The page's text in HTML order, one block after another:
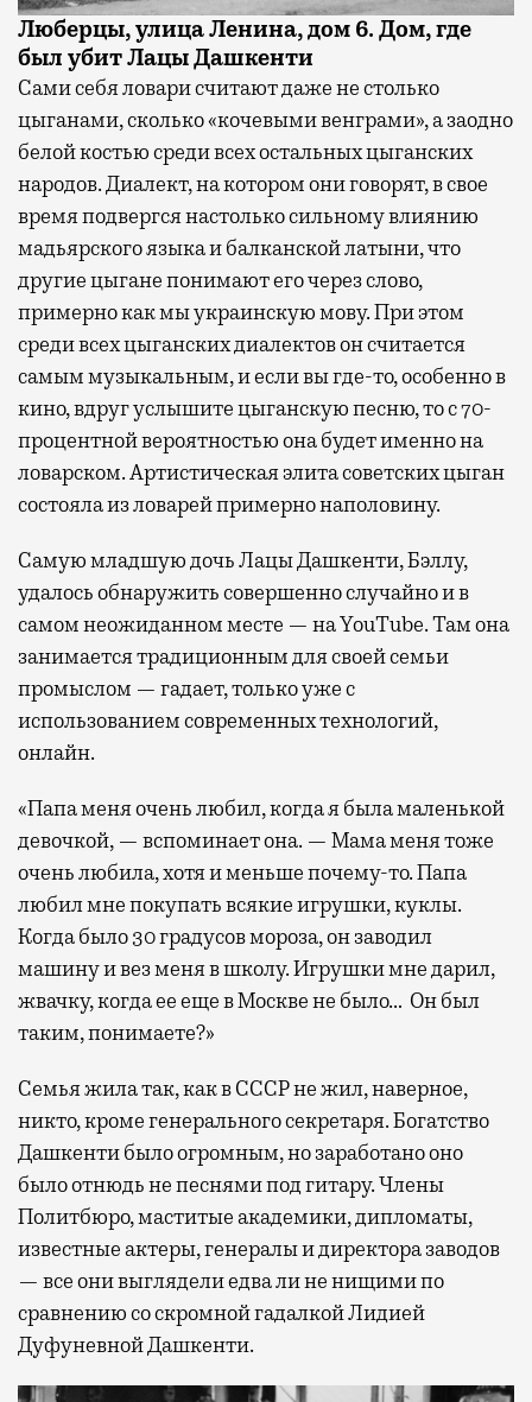
Люберцы, улица Ленина, дом 6. Дом, где
был убит Лацы Дашкенти
Сами себя ловари считают даже не столько
цыганами, сколько «кочевыми венграми», а заодно
белой костью среди всех остальных цыганских
народов. Диалект, на котором они говорят, в свое
время подвергся настолько сильному влиянию
мадьярского языка и балканской латыни, что
другие цыгане понимают его через слово,
примерно как мы украинскую мову. При этом
среди всех цыганских диалектов он считается
самым музыкальным, и если вы где-то, особенно в
кино, вдруг услышите цыганскую песню, то с 70-
процентной вероятностью она будет именно на
ловарском. Артистическая элита советских цыган
состояла из ловарей примерно наполовину.
Самую младшую дочь Лацы Дашкенти, Бэллу,
удалось обнаружить совершенно случайно и в
самом неожиданном месте — на YouTube. Там она
занимается традиционным для своей семьи
промыслом — гадает, только уже с
использованием современных технологий,
онлайн.
«Папа меня очень любил, когда я была маленькой
девочкой, — вспоминает она. — Мама меня тоже
очень любила, хотя и меньше почему-то. Папа
любил мне покупать всякие игрушки, куклы.
Когда было 30 градусов мороза, он заводил
машину и вез меня в школу. Игрушки мне дарил,
жвачку, когда ее еще в Москве не было… Он был
таким, понимаете?»
Семья жила так, как в СССР не жил, наверное,
никто, кроме генерального секретаря. Богатство
Дашкенти было огромным, но заработано оно
было отнюдь не песнями под гитару. Члены
Политбюро, маститые академики, дипломаты,
известные актеры, генералы и директора заводов
— все они выглядели едва ли не нищими по
сравнению со скромной гадалкой Лидией
Дуфуневной Дашкенти.